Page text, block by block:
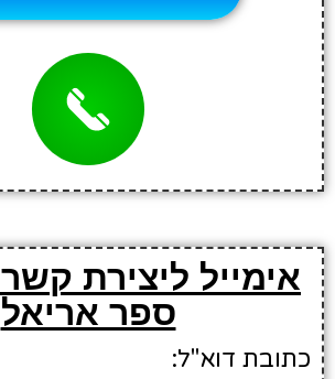
אימייל ליצירת
ספר אריאל
כתובת דוא"ל: